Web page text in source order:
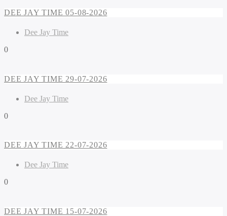
DEE JAY TIME 05-08-2026
Dee Jay Time
0
DEE JAY TIME 29-07-2026
Dee Jay Time
0
DEE JAY TIME 22-07-2026
Dee Jay Time
0
DEE JAY TIME 15-07-2026